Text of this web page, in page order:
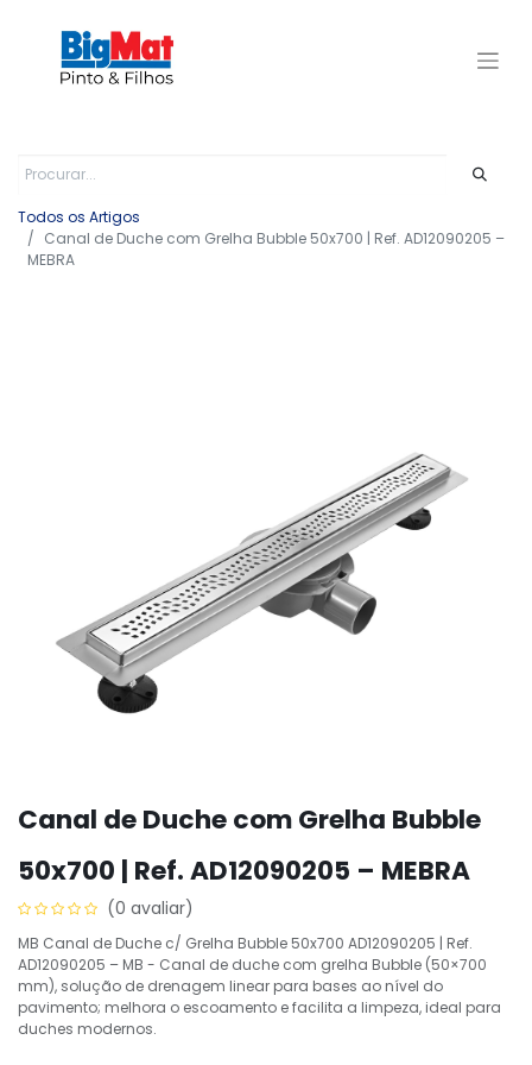
Todos os Artigos
Canal de Duche com Grelha Bubble 50x700 | Ref. AD12090205 –
MEBRA
Canal de Duche com Grelha Bubble
50x700 | Ref. AD12090205 – MEBRA
(0 avaliar)
MB Canal de Duche c/ Grelha Bubble 50x700 AD12090205 | Ref.
AD12090205 – MB - Canal de duche com grelha Bubble (50×700
mm), solução de drenagem linear para bases ao nível do
pavimento; melhora o escoamento e facilita a limpeza, ideal para
duches modernos.